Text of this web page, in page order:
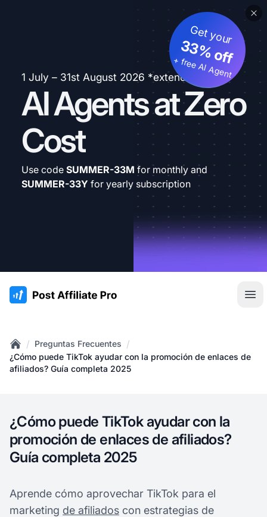
1 July – 31st August 2026 *extended
AI Agents at Zero
Cost
Get your
33% off
+ free AI Agent
Use code SUMMER-33M for monthly and
SUMMER-33Y for yearly subscription
:site.title
Home
/ Preguntas Frecuentes /
¿Cómo puede TikTok ayudar con la promoción de enlaces de
afiliados? Guía completa 2025
¿Cómo puede TikTok ayudar con la
promoción de enlaces de afiliados?
Guía completa 2025
Aprende cómo aprovechar TikTok para el
marketing de afiliados con estrategias de